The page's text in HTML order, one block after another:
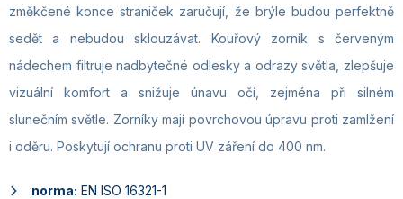
změkčené konce straniček zaručují, že brýle budou perfektně
sedět a nebudou sklouzávat. Kouřový zorník s červeným
nádechem filtruje nadbytečné odlesky a odrazy světla, zlepšuje
vizuální komfort a snižuje únavu očí, zejména při silném
slunečním světle. Zorníky mají povrchovou úpravu proti zamlžení
i oděru. Poskytují ochranu proti UV záření do 400 nm.
norma: EN ISO 16321-1